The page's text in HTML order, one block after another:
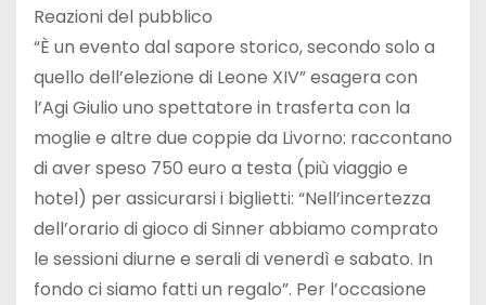
Reazioni del pubblico
“È un evento dal sapore storico, secondo solo a
quello dell’elezione di Leone XIV” esagera con
l’Agi Giulio uno spettatore in trasferta con la
moglie e altre due coppie da Livorno: raccontano
di aver speso 750 euro a testa (più viaggio e
hotel) per assicurarsi i biglietti: “Nell’incertezza
dell’orario di gioco di Sinner abbiamo comprato
le sessioni diurne e serali di venerdì e sabato. In
fondo ci siamo fatti un regalo”. Per l’occasione